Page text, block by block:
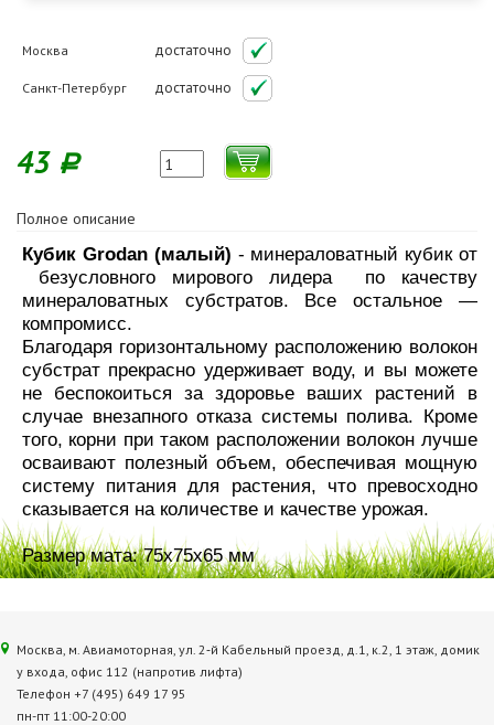
Москва достаточно
Санкт-Петербург достаточно
43 Р
Полное описание
Кубик Grodan (малый) - минераловатный кубик от
безусловного мирового лидера по качеству
минераловатных субстратов. Все остальное —
компромисс.
Благодаря горизонтальному расположению волокон
субстрат прекрасно удерживает воду, и вы можете
не беспокоиться за здоровье ваших растений в
случае внезапного отказа системы полива. Кроме
того, корни при таком расположении волокон лучше
осваивают полезный объем, обеспечивая мощную
систему питания для растения, что превосходно
сказывается на количестве и качестве урожая.
Размер мата: 75х75х65 мм
Москва, м. Авиамоторная, ул. 2‑й Кабельный проезд, д.1, к.2, 1 этаж, домик
у входа, офис 112 (напротив лифта)
Телефон +7 (495) 649 17 95
пн-пт 11:00-20:00